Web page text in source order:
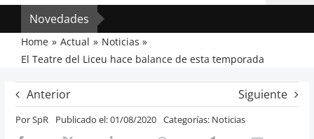
Inicio
Actual
Artículos
Crítica
Previos de ópera
Novedades
Home Actual
Noticias
El Teatre del Liceu hace balance de esta temporada
Anterior Siguiente
PorSpR Publicado el: 01/08/2020 Categorías: Noticias